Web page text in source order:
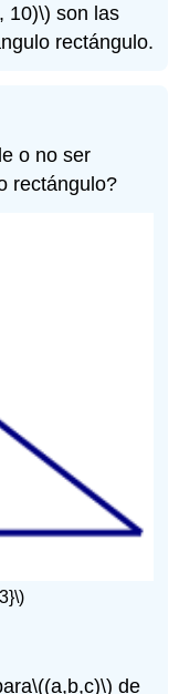
10)\) son las
rectángulo.
o no ser
rectángulo?
\((a,b,c)\) de